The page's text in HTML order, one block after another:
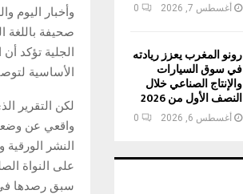
صحيفة باللغة
الجلية تؤكد
الأساسية
لكن التقرير
واقعي عن
النشر
على النواة
سبق رصدها في
أغسطس 7, 2026 0
رونو المغرب يعزز ريادته
في سوق السيارات
والإنتاج الصناعي خلال
النصف الأول من 2026
أغسطس 6, 2026 0